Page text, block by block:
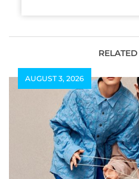
AUGUST 3, 2026